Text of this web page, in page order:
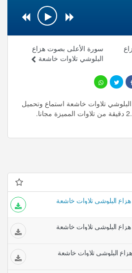
سورة الأعلى بصوت هزاع
البلوشي تلاوات خاشعة
تلاوات خاشعة استماع وتحميل
البلوشي تلاوات خاشعة
البلوشي تلاوات خاشعة
البلوشي تلاوات خاشعة